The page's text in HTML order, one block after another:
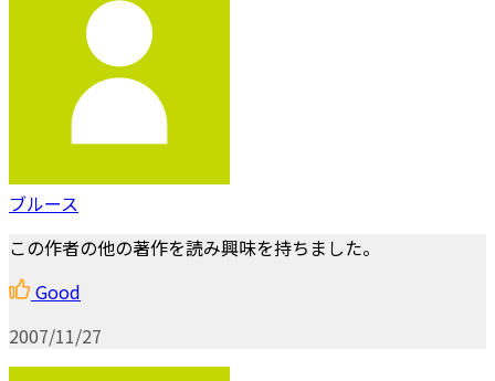
ブルース
この作者の他の著作を読み興味を持ちました。
Good
2007/11/27